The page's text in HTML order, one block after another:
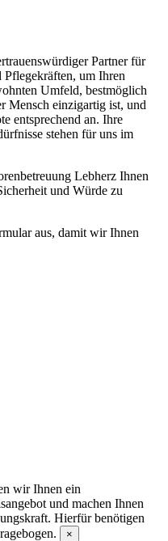
Partner für
um Ihren
Umfeld, bestmöglich
Mensch einzigartig ist, und
entsprechend an. Ihre
stehen für uns im
Lebherz Ihnen
und Würde zu
aus, damit wir Ihnen
wir Ihnen ein
und machen Ihnen
Hierfür benötigen
×